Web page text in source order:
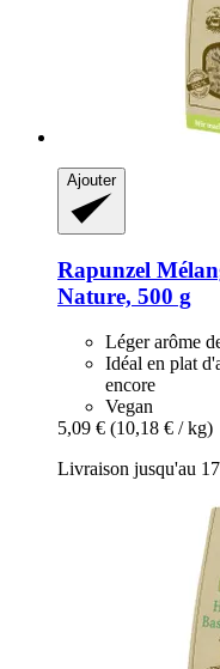
Ajouter
Rapunzel
Nature, 500 g
Léger arôme
Idéal en plat
encore
Vegan
5,09 € (10,18 € / kg)
Livraison jusqu'au